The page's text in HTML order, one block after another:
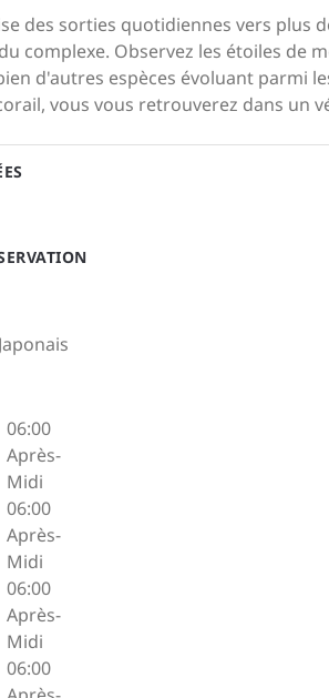
des sorties quotidiennes vers plus
complexe. Observez les étoiles de
d'autres espèces évoluant parmi
vous vous retrouverez dans un
06:00
Après-
Midi
06:00
Après-
Midi
06:00
Après-
Midi
06:00